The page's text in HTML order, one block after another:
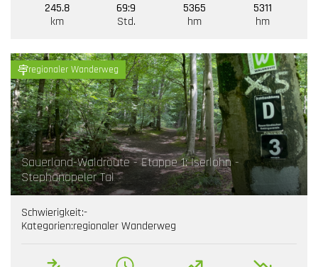
245.8
km
69:9
Std.
5365
hm
5311
hm
regionaler Wanderweg
Sauerland-Waldroute - Etappe 1: Iserlohn -
Stephanopeler Tal
Schwierigkeit:-
Kategorien:regionaler Wanderweg